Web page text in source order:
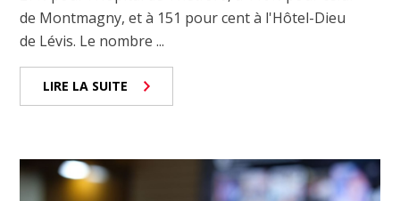
de Montmagny, et à 151 pour cent à l'Hôtel-Dieu
de Lévis. Le nombre ...
LIRE LA SUITE